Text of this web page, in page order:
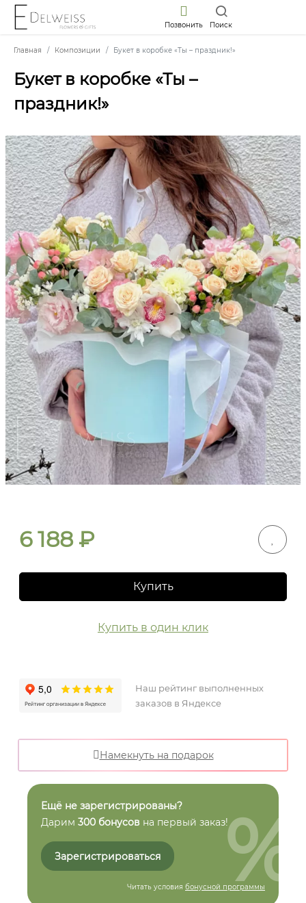
Позвонить Поиск
Главная Композиции Букет в коробке «Ты – праздник!»
Букет в коробке «Ты –
праздник!»
6 188₽
Купить
Купить в один клик
Наш рейтинг выполненных
заказов в Яндексе
Намекнуть на подарок
Ещё не зарегистрированы?
Дарим 300 бонусов на первый заказ!
Зарегистрироваться
Читать условия бонусной программы
%